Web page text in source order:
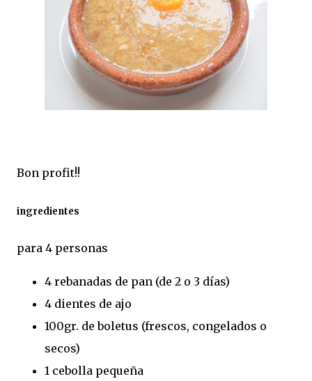
Bon profit!!
ingredientes
para 4 personas
4 rebanadas de pan (de 2 o 3 días)
4 dientes de ajo
100gr. de boletus (frescos, congelados o
secos)
1 cebolla pequeña